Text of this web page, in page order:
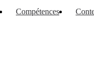
Compétences